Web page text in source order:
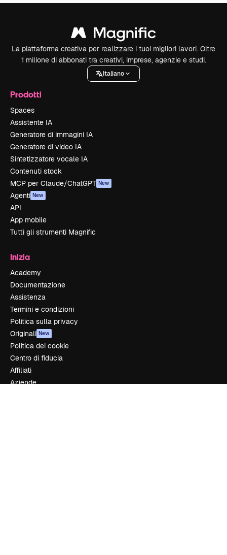
La piattaforma creativa per realizzare i tuoi migliori lavori. Oltre
1 milione di abbonati tra creativi, imprese, agenzie e studi.
Italiano
Prodotti
Spaces
Assistente IA
Generatore di immagini IA
Generatore di video IA
Sintetizzatore vocale IA
Contenuti stock
MCP per Claude/ChatGPT New
Agenti New
API
App mobile
Tutti gli strumenti Magnific
Inizia
Academy
Documentazione
Assistenza
Termini e condizioni
Politica sulla privacy
Originali New
Politica dei cookie
Centro di fiducia
Affiliati
Aziende